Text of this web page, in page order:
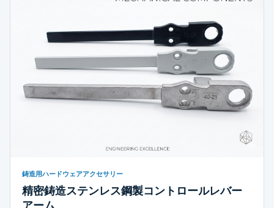
鋳造用ハードウェアアクセサリー
精密鋳造ステンレス鋼製コントロールレバー